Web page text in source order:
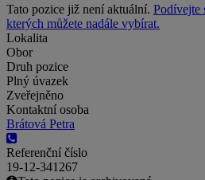
Tato pozice již není aktuální. Podívejte
kterých můžete nadále vybírat.
Lokalita
Obor
Druh pozice
Plný úvazek
Zveřejněno
Kontaktní osoba
Brátová Petra
Referenční číslo
19-12-341267